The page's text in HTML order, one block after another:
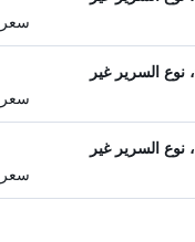
سعر
Classic room، نوع السرير غير
سعر
Classic room، نوع السرير غير
سعر